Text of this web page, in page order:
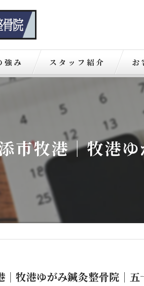
強み スタッフ紹介 お
市牧港｜牧港
｜牧港ゆがみ鍼灸整骨院｜五